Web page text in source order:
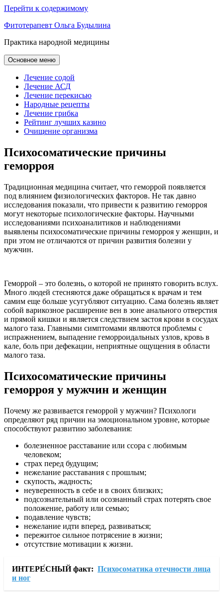
Перейти к содержимому
Фитотерапевт Ольга Будылина
Практика народной медицины
Основное меню
Лечение содой
Лечение АСД
Лечение перекисью
Народные рецепты
Лечение грибка
Рейтинг лучших казино
Очищение организма
Психосоматические причины
геморроя
Традиционная медицина считает, что геморрой появляется
под влиянием физиологических факторов. Не так давно
исследования показали, что привести к развитию геморроя
могут некоторые психологические факторы. Научными
исследованиями психоаналитиков и наблюдениями
выявлены психосоматические причины геморроя у женщин, и
при этом не отличаются от причин развития болезни у
мужчин.
Геморрой – это болезнь, о которой не принято говорить вслух.
Много людей стесняются даже обращаться к врачам и тем
самим еще больше усугубляют ситуацию. Сама болезнь являет
собой варикозное расширение вен в зоне анального отверстия
и прямой кишки и является следствием застоя крови в сосудах
малого таза. Главными симптомами являются проблемы с
испражнением, выпадение геморроидальных узлов, кровь в
кале, боль при дефекации, неприятные ощущения в области
малого таза.
Психосоматические причины
геморроя у мужчин и женщин
Почему же развивается геморрой у мужчин? Психологи
определяют ряд причин на эмоциональном уровне, которые
способствуют развитию заболевания:
болезненное расставание или ссора с любимым
человеком;
страх перед будущим;
нежелание расставания с прошлым;
скупость, жадность;
неуверенность в себе и в своих близких;
подсознательный или осознанный страх потерять свое
положение, работу или семью;
подавление чувств;
нежелание идти вперед, развиваться;
пережитое сильное потрясение в жизни;
отсутствие мотивации к жизни.
ИНТЕРЕ́СНЫЙ факт: Психосоматика отечности лица
и ног